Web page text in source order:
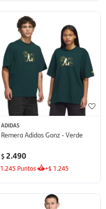
ADIDAS
Remera Adidas Gonz - Verde
$ 2.490
1.245 Puntos +$ 1.245